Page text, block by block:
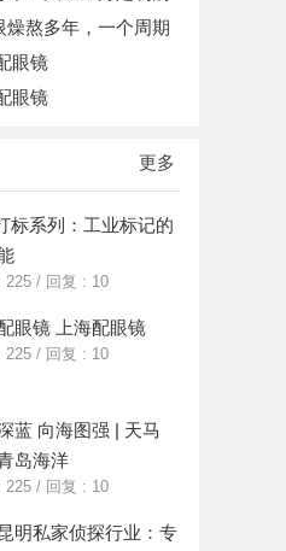
的点睛之笔！淡颜系
燥熬多年，一个周期
辨证方对症，身体找
眼镜
眼镜
更多
标系列：工业标记的
225 / 回复 : 10
眼镜 上海配眼镜
225 / 回复 : 10
蓝 向海图强 | 天马
岛海洋
225 / 回复 : 10
明私家侦探行业：专